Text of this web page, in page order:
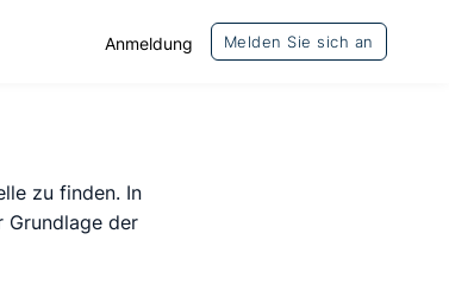
Melden Sie sich an
Anmeldung
zu finden. In
Grundlage der